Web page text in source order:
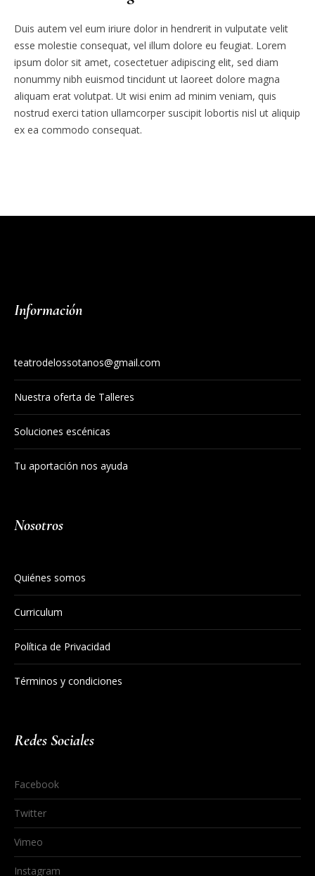
Duis autem vel eum iriure dolor in hendrerit in vulputate velit
esse molestie consequat, vel illum dolore eu feugiat. Lorem
ipsum dolor sit amet, cosectetuer adipiscing elit, sed diam
nonummy nibh euismod tincidunt ut laoreet dolore magna
aliquam erat volutpat. Ut wisi enim ad minim veniam, quis
nostrud exerci tation ullamcorper suscipit lobortis nisl ut aliquip
ex ea commodo consequat.
Información
teatrodelossotanos@gmail.com
Nuestra oferta de Talleres
Soluciones escénicas
Tu aportación nos ayuda
Nosotros
Quiénes somos
Curriculum
Política de Privacidad
Términos y condiciones
Redes Sociales
Facebook
Twitter
Vimeo
Instagram